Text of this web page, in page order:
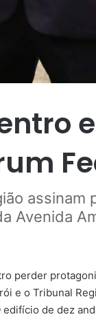
assinam
Avenida
perder
e o Tribunal
de dez